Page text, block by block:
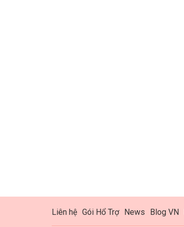
Liên hệ Gói Hổ Trợ News Blog VN